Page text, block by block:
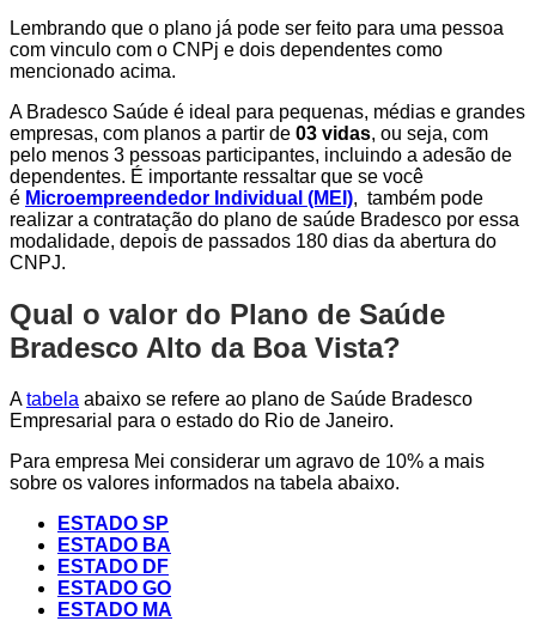
Lembrando que o plano já pode ser feito para uma pessoa
com vinculo com o CNPj e dois dependentes como
mencionado acima.
A Bradesco Saúde é ideal para pequenas, médias e grandes
empresas, com planos a partir de 03 vidas, ou seja, com
pelo menos 3 pessoas participantes, incluindo a adesão de
dependentes. É importante ressaltar que se você
é Microempreendedor Individual (MEI), também pode
realizar a contratação do plano de saúde Bradesco por essa
modalidade, depois de passados 180 dias da abertura do
CNPJ.
Qual o valor do Plano de Saúde
Bradesco Alto da Boa Vista?
Atabela abaixo se refere ao plano de Saúde Bradesco
Empresarial para o estado do Rio de Janeiro.
Para empresa Mei considerar um agravo de 10% a mais
sobre os valores informados na tabela abaixo.
ESTADO SP
ESTADO BA
ESTADO DF
ESTADO GO
ESTADO MA